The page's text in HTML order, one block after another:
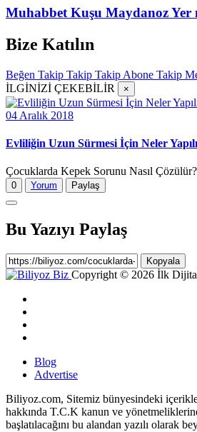
Muhabbet Kuşu Maydanoz Yer
Bize Katılın
Beğen Takip Takip Takip Abone Takip
İLGİNİZİ ÇEKEBİLİR
×
04 Aralık 2018
Evliliğin Uzun Sürmesi İçin Neler
Çocuklarda Kepek Sorunu Nasıl Çözülür?
0 Yorum Paylaş
Bu Yazıyı Paylaş
Kopyala
Copyright © 2026 İlk Dijital
Blog
Advertise
Biliyoz.com, Sitemiz bünyesindeki
hakkında T.C.K kanun ve
başlatılacağını bu alandan yazılı olarak